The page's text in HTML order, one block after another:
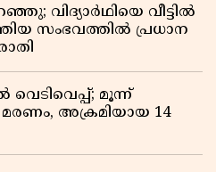
വിദ്യാർഥിയെ വീട്ടിൽ
സംഭവത്തിൽ പ്രധാന
മൂന്ന്
മരണം, അക്രമിയായ 14